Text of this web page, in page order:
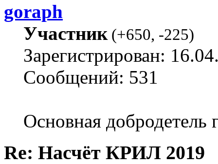
goraph
Участник(+650, -225)
Зарегистрирован:
Сообщений: 531
Основная добродетель
Re: Насчёт КРИЛ 2019